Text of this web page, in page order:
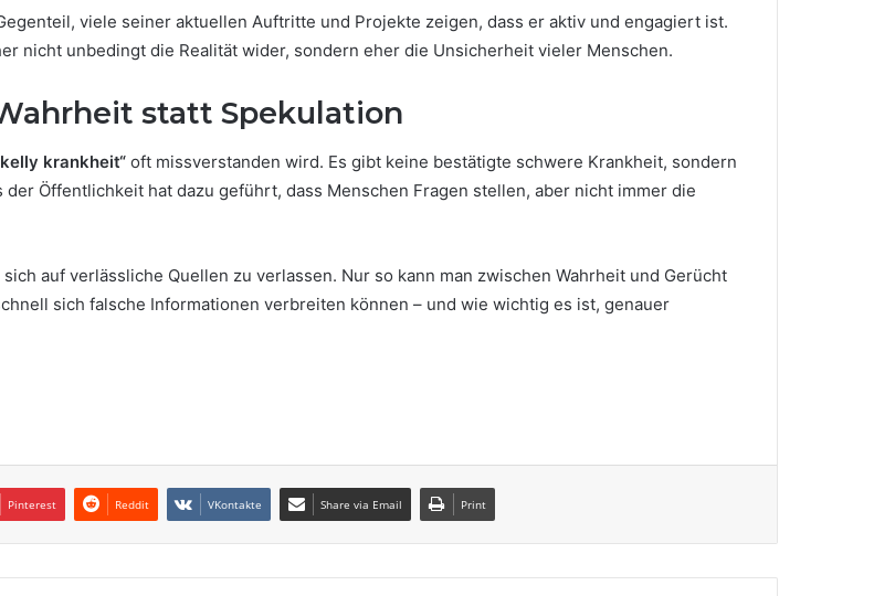
viele seiner aktuellen Auftritte und Projekte zeigen, dass er aktiv und engagiert ist.
nicht unbedingt die Realität wider, sondern eher die Unsicherheit vieler Menschen.
statt Spekulation
krankheit“ oft missverstanden wird. Es gibt keine bestätigte schwere Krankheit, sondern
Öffentlichkeit hat dazu geführt, dass Menschen Fragen stellen, aber nicht immer die
auf verlässliche Quellen zu verlassen. Nur so kann man zwischen Wahrheit und Gerücht
sich falsche Informationen verbreiten können – und wie wichtig es ist, genauer
Pinterest Reddit VKontakte Share via Email Print